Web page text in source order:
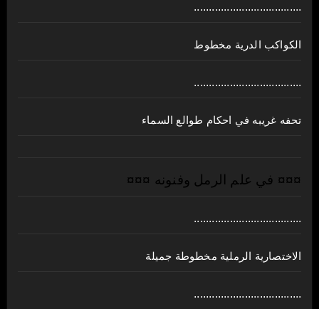
....................................
الكواكب الدرية مخطوط
....................................
تحفه غريبه في احكام طوالع السماء
¤¤¤ في علم الرمل وفنونه ¤¤¤
....................................
الاختصارية الرملية مخطوطة جميلة
....................................